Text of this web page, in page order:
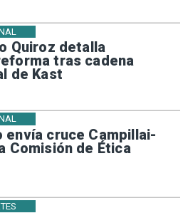
Quiroz detalla
tras cadena
de Kast
envía cruce Campillai-
Comisión de Ética